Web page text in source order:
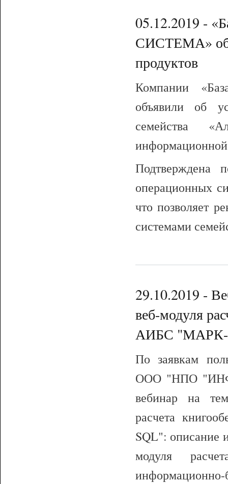
05.12.2019 -
СИСТЕМА»
продуктов
Компании
объявили об
семейства
Подтверждена
операционных
что позволяет
системами
29.10.2019 -
веб-модуля
АИБС "МАРК-
По заявкам
ООО "НПО
вебинар на
расчета
SQL": описание
модуля